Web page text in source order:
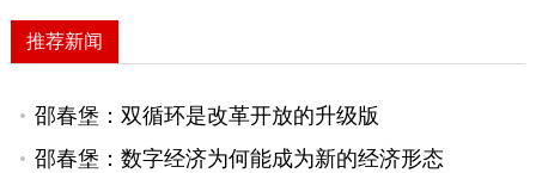
推荐新闻
邵春堡：双循环是改革开放的升级版
邵春堡：数字经济为何能成为新的经济形态